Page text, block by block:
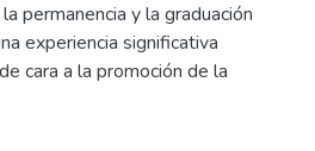
permanencia y la graduación
experiencia significativa
cara a la promoción de la